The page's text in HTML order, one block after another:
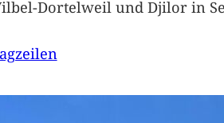
Dortelweil und Djilor in